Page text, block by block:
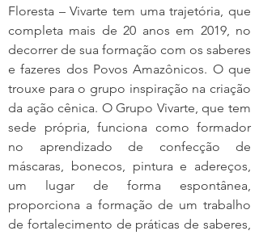
Floresta – Vivarte tem uma trajetória, que
completa mais de 20 anos em 2019, no
decorrer de sua formação com os saberes
e fazeres dos Povos Amazônicos. O que
trouxe para o grupo inspiração na criação
da ação cênica. O Grupo Vivarte, que tem
sede própria, funciona como formador
no aprendizado de confecção de
máscaras, bonecos, pintura e adereços,
um lugar de forma espontânea,
proporciona a formação de um trabalho
de fortalecimento de práticas de saberes,